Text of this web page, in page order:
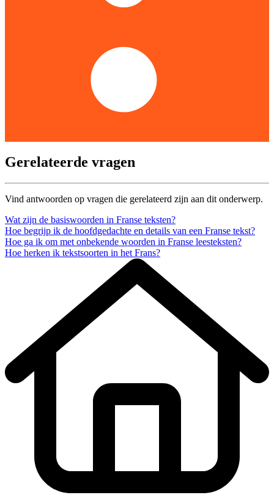
Gerelateerde vragen
Vind antwoorden op vragen die gerelateerd zijn aan dit onderwerp.
Wat zijn de basiswoorden in Franse teksten?
Hoe begrijp ik de hoofdgedachte en details van een Franse tekst?
Hoe ga ik om met onbekende woorden in Franse leesteksten?
Hoe herken ik tekstsoorten in het Frans?